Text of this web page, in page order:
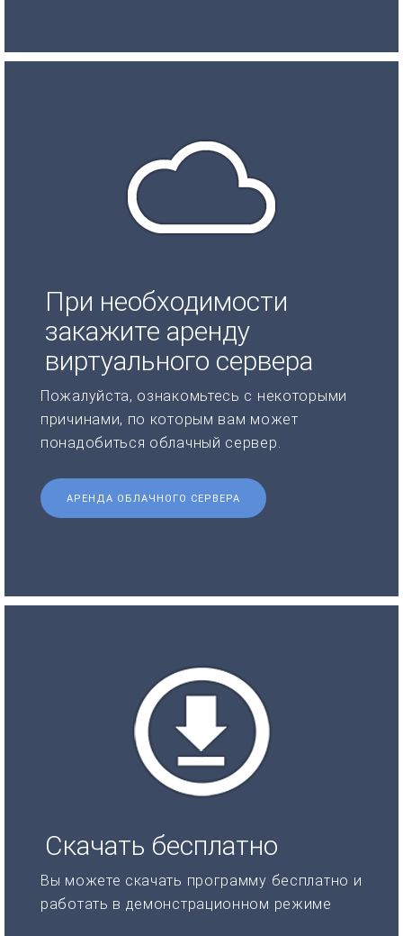
При необходимости
закажите аренду
виртуального сервера
Пожалуйста, ознакомьтесь с некоторыми
причинами, по которым вам может
понадобиться облачный сервер.
АРЕНДА ОБЛАЧНОГО СЕРВЕРА
Скачать бесплатно
Вы можете скачать программу бесплатно и
работать в демонстрационном режиме